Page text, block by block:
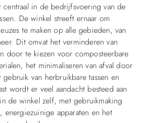
centraal in de bedrijfsvoering van de
De winkel streeft ernaar om
te maken op alle gebieden, van
Dit omvat het verminderen van
door te kiezen voor composteerbare
het minimaliseren van afval door
van herbruikbare tassen en
wordt er veel aandacht besteed aan
de winkel zelf, met gebruikmaking
energiezuinige apparaten en het